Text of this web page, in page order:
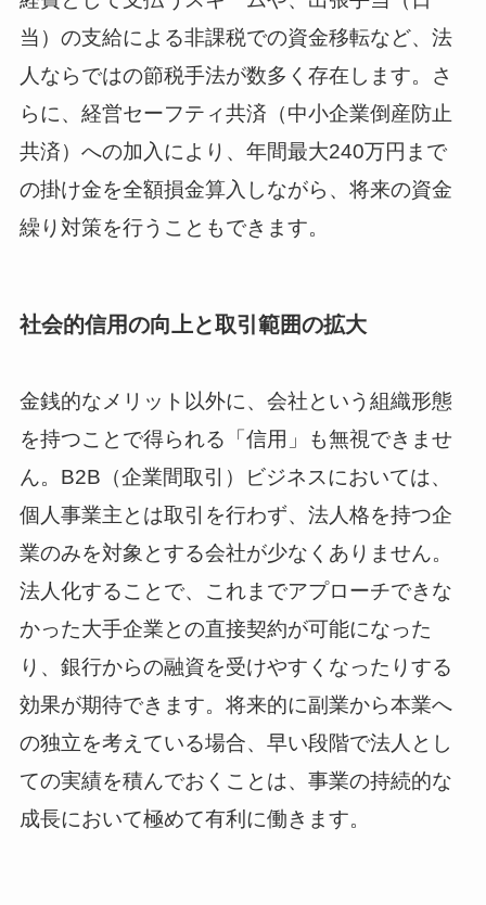
当）の支給による非課税での資金移転など、法
人ならではの節税手法が数多く存在します。さ
らに、経営セーフティ共済（中小企業倒産防止
共済）への加入により、年間最大240万円まで
の掛け金を全額損金算入しながら、将来の資金
繰り対策を行うこともできます。
社会的信用の向上と取引範囲の拡大
金銭的なメリット以外に、会社という組織形態
を持つことで得られる「信用」も無視できませ
ん。B2B（企業間取引）ビジネスにおいては、
個人事業主とは取引を行わず、法人格を持つ企
業のみを対象とする会社が少なくありません。
法人化することで、これまでアプローチできな
かった大手企業との直接契約が可能になった
り、銀行からの融資を受けやすくなったりする
効果が期待できます。将来的に副業から本業へ
の独立を考えている場合、早い段階で法人とし
ての実績を積んでおくことは、事業の持続的な
成長において極めて有利に働きます。